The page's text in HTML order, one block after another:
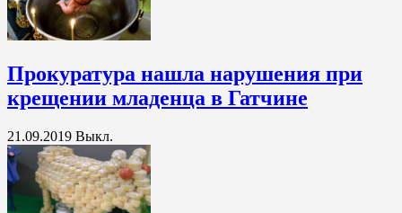
Прокуратура нашла нарушения при
крещении младенца в Гатчине
21.09.2019 Выкл.